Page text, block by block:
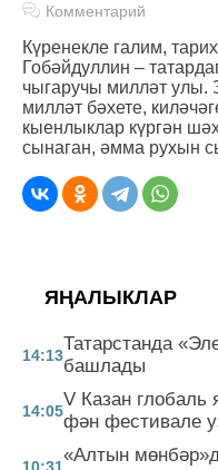
Комментарий
Күренекле галим,
Гобәйдуллин –
чыгаручы милләт
милләт бәхете,
кыенлыклар күргән
сынаган, әмма рухын
ЯҢАЛЫКЛАР
14:13
Татарстанда
башлады
14:05
V Казан
фән фестивале
«Алтын